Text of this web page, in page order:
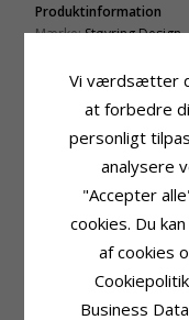
Produktinformation
Mærke:Støvring Design
Creoler
14 Karat Guld
Overflade: Blank
KUNDER
Vi værdsætter
at forbedre
personligt
analysere
"Accepter
cookies. Du
af cookies
Business